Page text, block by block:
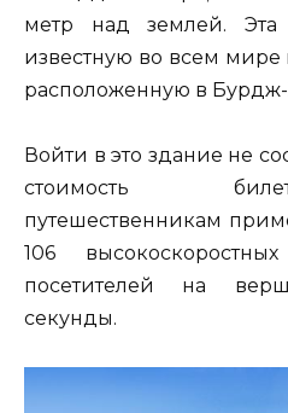
метр над землей.
известную во всем
расположенную в
Войти в это здание не
стоимость
путешественникам
106
посетителей на
секунды.